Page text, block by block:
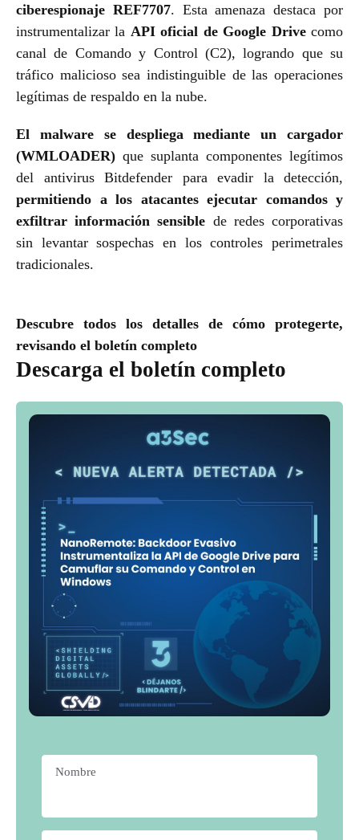
ciberespionaje REF7707. Esta amenaza destaca por
instrumentalizar la API oficial de Google Drivecomo
canal de Comando y Control (C2), logrando que su
tráfico malicioso sea indistinguible de las operaciones
legítimas de respaldo en la nube.
El malware se despliega mediante un cargador
(WMLOADER) que suplanta componentes legítimos
del antivirus Bitdefender para evadir la detección,
permitiendo a los atacantes ejecutar comandos y
exfiltrar información sensible de redes corporativas
sin levantar sospechas en los controles perimetrales
tradicionales.
Descubre todos los detalles de cómo protegerte,
revisando el boletín completo
Descarga el boletín completo
Nombre